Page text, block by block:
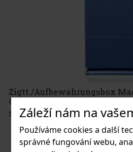
Záleží nám na
Používáme cookies a další
správné fungování webu,
Zigtt./Aufbewahrungsbox
Geheimfach sort.
SKLADEM(> 5 ks)